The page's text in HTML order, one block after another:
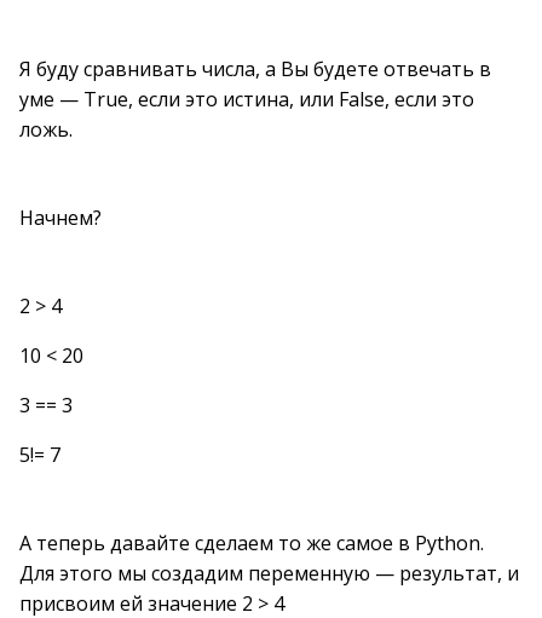
Я буду сравнивать числа, а Вы будете отвечать в
уме — True, если это истина, или False, если это
ложь.
Начнем?
2 > 4
10 < 20
3 == 3
5!= 7
А теперь давайте сделаем то же самое в Python.
Для этого мы создадим переменную — результат, и
присвоим ей значение 2 > 4